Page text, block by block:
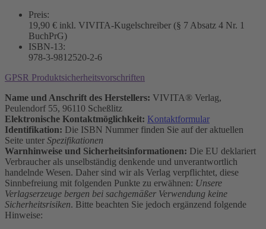
Preis:
19,90 € inkl. VIVITA-Kugelschreiber (§ 7 Absatz 4 Nr. 1
BuchPrG)
ISBN-13:
978-3-9812520-2-6
GPSR Produktsicherheitsvorschriften
Name und Anschrift des Herstellers: VIVITA® Verlag,
Peulendorf 55, 96110 Scheßlitz
Elektronische Kontaktmöglichkeit: Kontaktformular
Identifikation: Die ISBN Nummer finden Sie auf der aktuellen
Seite unter Spezifikationen
Warnhinweise und Sicherheitsinformationen: Die EU deklariert
Verbraucher als unselbständig denkende und unverantwortlich
handelnde Wesen. Daher sind wir als Verlag verpflichtet, diese
Sinnbefreiung mit folgenden Punkte zu erwähnen: Unsere
Verlagserzeuge bergen bei sachgemäßer Verwendung keine
Sicherheitsrisiken. Bitte beachten Sie jedoch ergänzend folgende
Hinweise: